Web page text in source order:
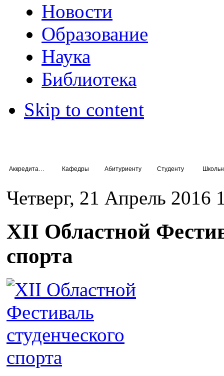
Новости
Образование
Наука
Библиотека
Skip to content
Кафедры Абитуриенту Студенту
Четверг, 21 Апрель 2016
XII Областной
спорта